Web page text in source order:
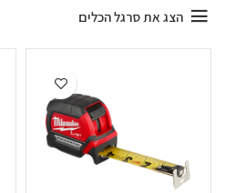
הצג את סרגל הכלים